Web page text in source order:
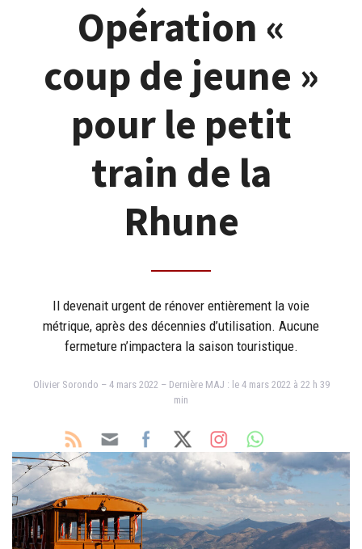
Opération «
coup de jeune »
pour le petit
train de la
Rhune
Il devenait urgent de rénover entièrement la voie
métrique, après des décennies d’utilisation. Aucune
fermeture n’impactera la saison touristique.
Olivier Sorondo – 4 mars 2022 – Dernière MAJ : le 4 mars 2022 à 22 h 39
min